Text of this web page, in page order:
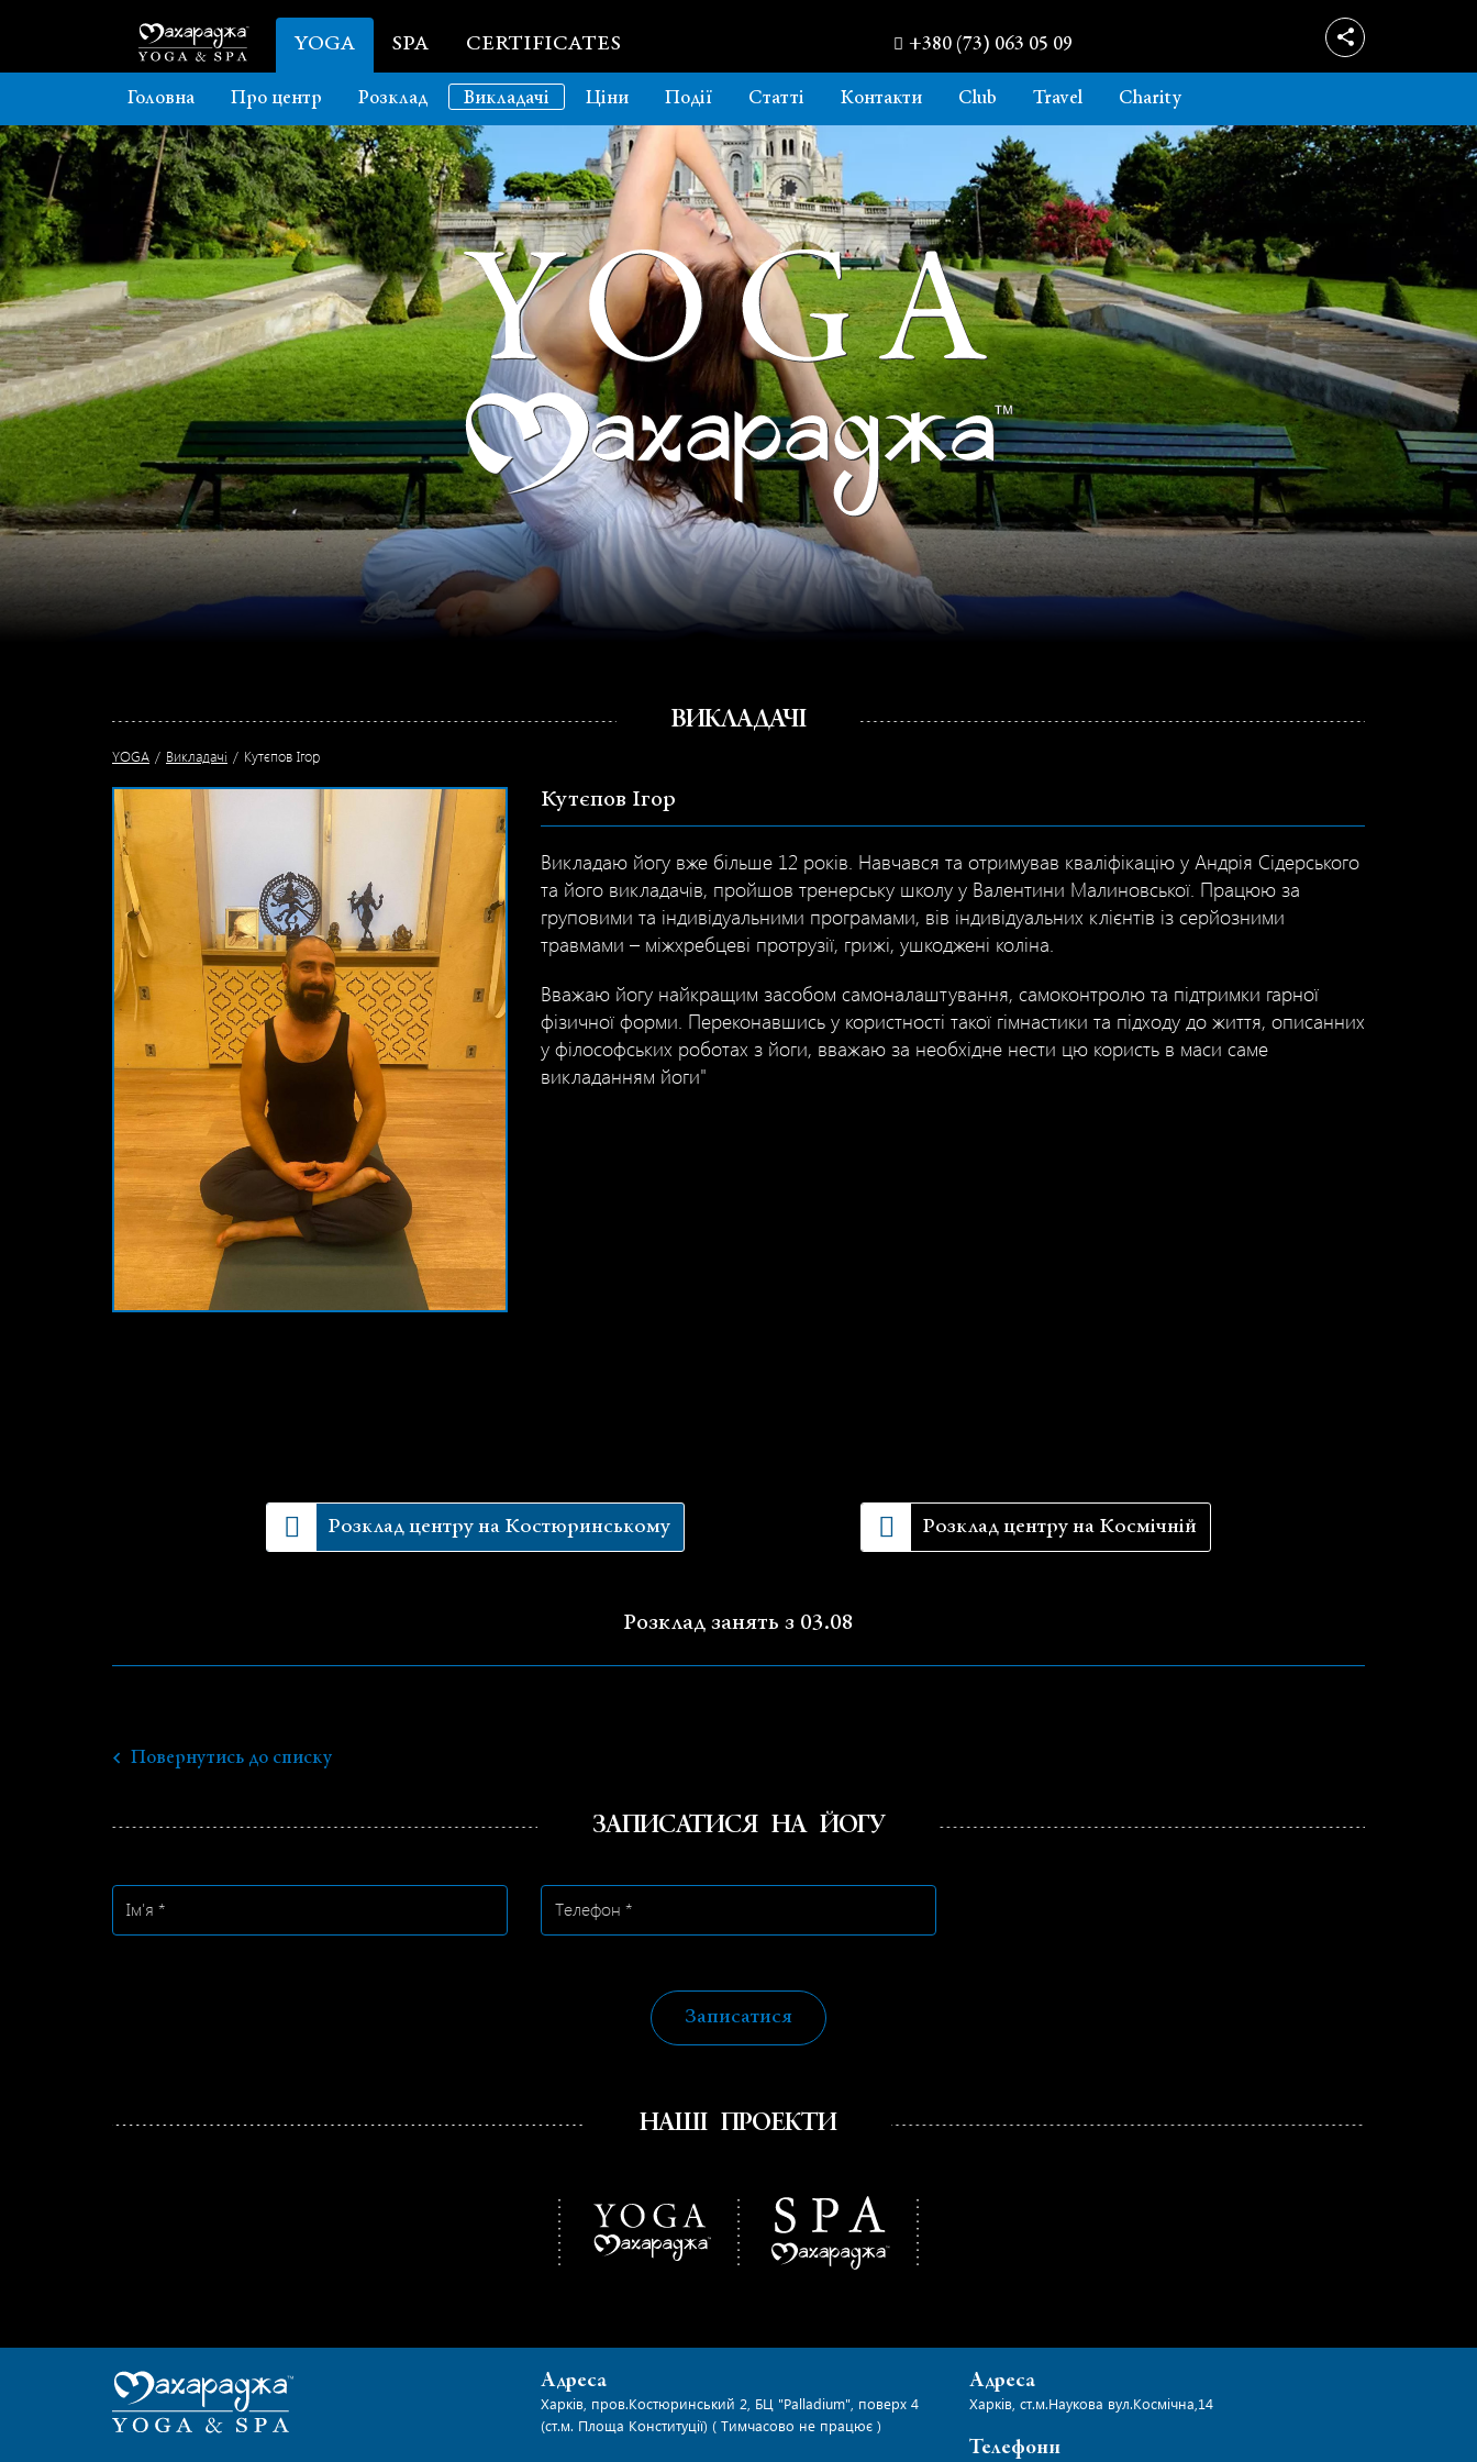
YOGA SPA CERTIFICATES +380 (73) 063 05 09
Головна Про центр Розклад Викладачі Ціни Події Статті Контакти Club Travel Charity
ВИКЛАДАЧІ
YOGA Викладачі Кутєпов Ігор
Кутєпов Ігор
Викладаю йогу вже більше 12 років. Навчався та отримував кваліфікацію у Андрія Сідерського
та його викладачів, пройшов тренерську школу у Валентини Малиновської. Працюю за
груповими та індивідуальними програмами, вів індивідуальних клієнтів із серйозними
травмами – міжхребцеві протрузії, грижі, ушкоджені коліна.
Вважаю йогу найкращим засобом самоналаштування, самоконтролю та підтримки гарної
фізичної форми. Переконавшись у користності такої гімнастики та підходу до життя, описанних
у філософських роботах з йоги, вважаю за необхідне нести цю користь в маси саме
викладанням йоги"
Розклад центру на Костюринському Розклад центру на Космічній
Розклад занять з 03.08
Повернутись до списку
ЗАПИСАТИСЯ НА ЙОГУ
Записатися
НАШІ ПРОЕКТИ
Адреса
Харків, пров.Костюринський 2, БЦ "Palladium", поверх 4
(ст.м. Площа Конституції) ( Тимчасово не працює )
Адреса
Харків, ст.м.Наукова вул.Космічна,14
Телефони